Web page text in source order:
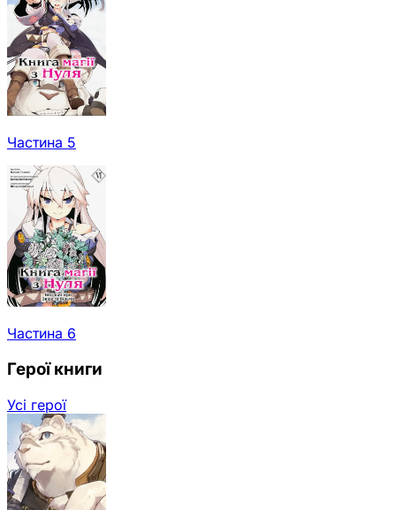
Частина 5
Частина 6
Герої книги
Усі герої